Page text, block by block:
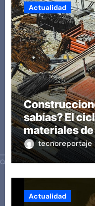
Actualidad
sabías? El
materiales
revoluciona
proyectos
tecnoreportaje
Actualidad